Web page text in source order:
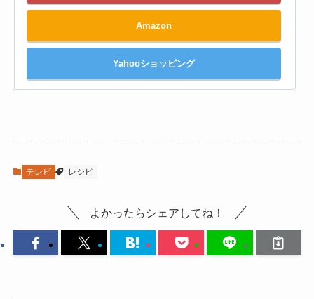
Amazon
Yahooショッピング
テレビ レシピ
よかったらシェアしてね！